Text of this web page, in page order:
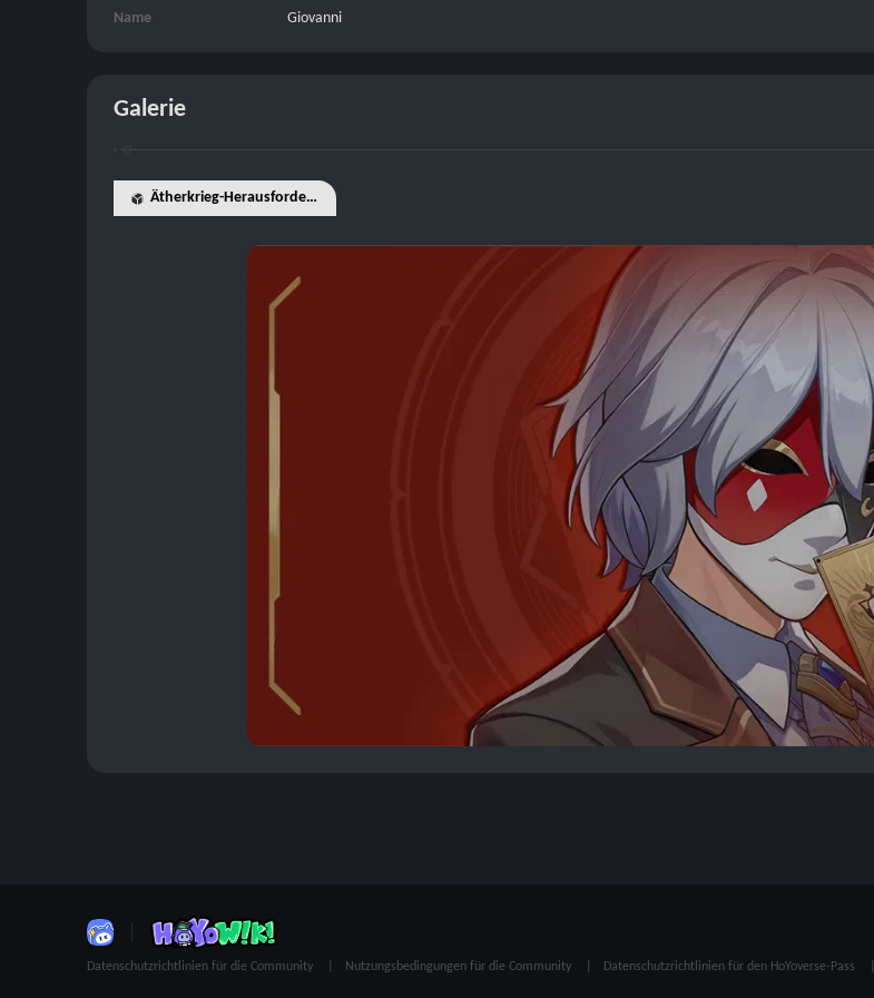
Name Giovanni
Galerie
Ätherkrieg-Herausforderer
Datenschutzrichtlinien für die Community Nutzungsbedingungen für die Community Datenschutzrichtlinien für den HoYoverse-Pass